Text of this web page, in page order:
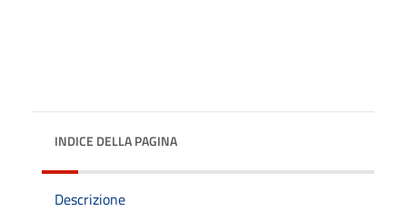
INDICE DELLA PAGINA
Descrizione